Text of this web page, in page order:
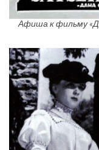
Афиша к фильму